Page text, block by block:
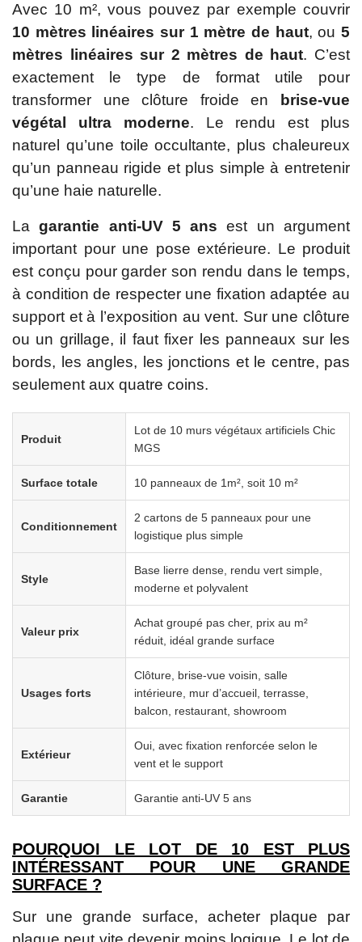
Avec 10 m², vous pouvez par exemple couvrir
10 mètres linéaires sur 1 mètre de haut, ou5
mètres linéaires sur 2 mètres de haut. C’est
exactement le type de format utile pour
transformer une clôture froide en
brise-vue
végétal ultra moderne. Le rendu est plus
naturel qu’une toile occultante, plus chaleureux
qu’un panneau rigide et plus simple à entretenir
qu’une haie naturelle.
Lagarantie anti-UV 5 ans est un argument
important pour une pose extérieure. Le produit
est conçu pour garder son rendu dans le temps,
à condition de respecter une fixation adaptée au
support et à l’exposition au vent. Sur une clôture
ou un grillage, il faut fixer les panneaux sur les
bords, les angles, les jonctions et le centre, pas
seulement aux quatre coins.
Produit
Lot de 10 murs végétaux artificiels Chic
MGS
Surface totale 10 panneaux de 1m², soit 10 m²
Conditionnement
2 cartons de 5 panneaux pour une
logistique plus simple
Style
Base lierre dense, rendu vert simple,
moderne et polyvalent
Valeur prix
Achat groupé pas cher, prix au m²
réduit, idéal grande surface
Usages forts
Clôture, brise-vue voisin, salle
intérieure, mur d’accueil, terrasse,
balcon, restaurant, showroom
Extérieur
Oui, avec fixation renforcée selon le
vent et le support
Garantie Garantie anti-UV 5 ans
POURQUOI LE LOT DE 10 EST PLUS
INTÉRESSANT POUR UNE GRANDE
SURFACE ?
Sur une grande surface, acheter plaque par